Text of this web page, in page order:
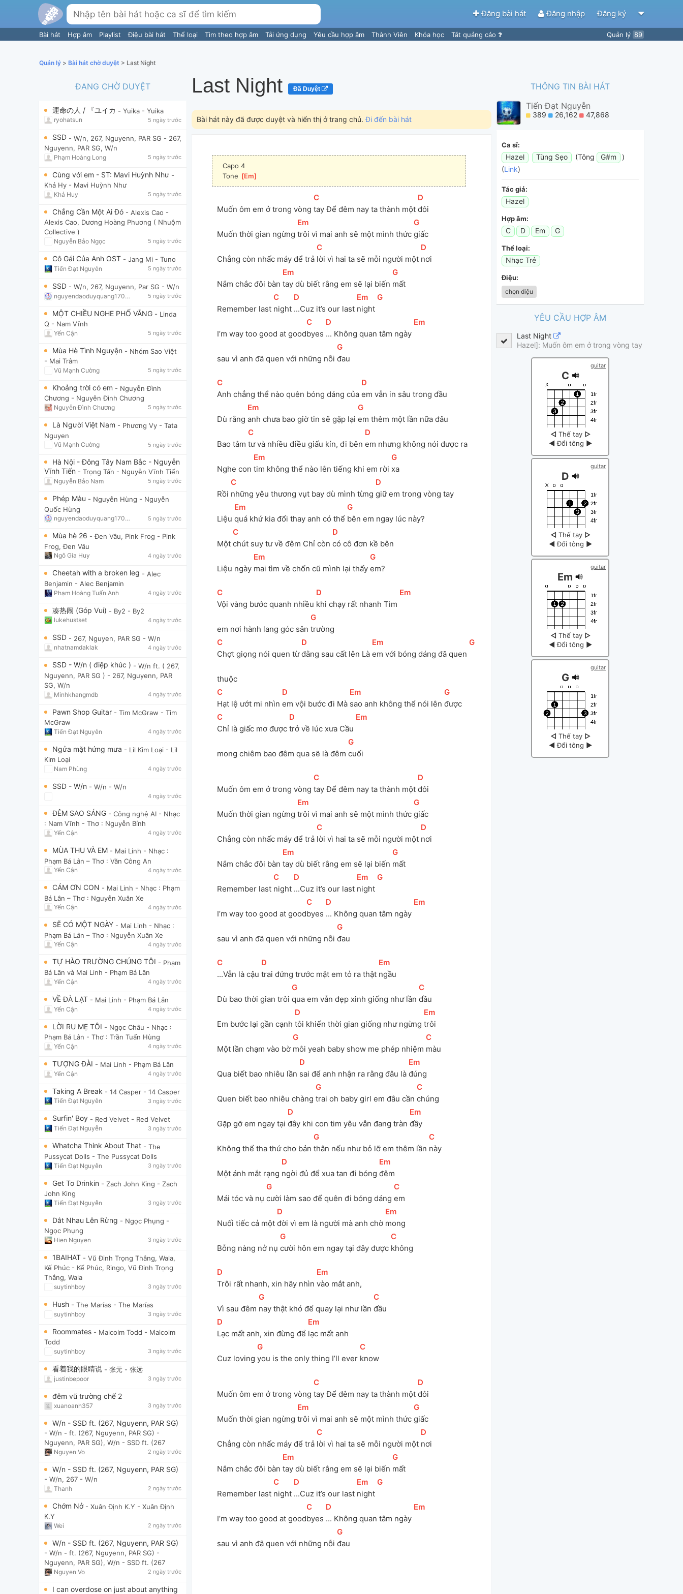
Đăng bài hát Đăng nhập Đăng ký
Bài hát Hợp âm Playlist Điệu bài hát Thể loại Tìm theo hợp âm Tải ứng dụng Yêu cầu hợp âm Thành Viên Khóa học Tắt quảng cáo Quản lý 89
Quản lý > Bài hát chờ duyệt > Last Night
ĐANG CHỜ DUYỆT
運命の人 / 『ユイカ - Yuika - Yuika
ryohatsun 5 ngày trước
SSD - W/n, 267, Nguyenn, PAR SG - 267,
Nguyenn, PAR SG, W/n
Phạm Hoàng Long 5 ngày trước
Cùng với em - ST: Mavi Huỳnh Như -
Khả Hy - Mavi Huỳnh Như
Khả Huy 5 ngày trước
Chẳng Cần Một Ai Đó - Alexis Cao -
Alexis Cao, Dương Hoàng Phương ( Nhuộm
Collective )
Nguyễn Bảo Ngọc 5 ngày trước
Cô Gái Của Anh OST - Jang Mi - Tuno
Tiến Đạt Nguyễn 5 ngày trước
SSD - W/n, 267, Nguyenn, Par SG - W/n
nguyendaoduyquang17021 5 ngày trước
MỘT CHIỀU NGHE PHỐ VẮNG - Linda
Q - Nam Vĩnh
Yến Cận 5 ngày trước
Mùa Hè Tình Nguyện - Nhóm Sao Việt
- Mai Trâm
Vũ Mạnh Cường 5 ngày trước
Khoảng trời có em - Nguyễn Đình
Chương - Nguyễn Đình Chương
Nguyễn Đình Chương 5 ngày trước
Là Người Việt Nam - Phương Vy - Tata
Nguyen
Vũ Mạnh Cường 5 ngày trước
Hà Nội - Đông Tây Nam Bắc - Nguyễn
Vĩnh Tiến - Trọng Tấn - Nguyễn Vĩnh Tiến
Nguyễn Bảo Nam 5 ngày trước
Phép Màu - Nguyễn Hùng - Nguyễn
Quốc Hùng
nguyendaoduyquang17021 5 ngày trước
Mùa hè 26 - Đen Vâu, Pink Frog - Pink
Frog, Đen Vâu
Ngô Gia Huy 4 ngày trước
Cheetah with a broken leg - Alec
Benjamin - Alec Benjamin
Phạm Hoàng Tuấn Anh 4 ngày trước
凑热闹 (Góp Vui) - By2 - By2
lukehustset 4 ngày trước
SSD - 267, Nguyen, PAR SG - W/n
nhatnamdaklak 4 ngày trước
SSD - W/n ( điệp khúc ) - W/n ft. ( 267,
Nguyenn, PAR SG ) - 267, Nguyenn, PAR
SG, W/n
Minhkhangmdb 4 ngày trước
Pawn Shop Guitar - Tim McGraw - Tim
McGraw
Tiến Đạt Nguyễn 4 ngày trước
Ngửa mặt hứng mưa - Lil Kim Loại - Lil
Kim Loại
Nam Phùng 4 ngày trước
SSD - W/n - W/n - W/n
4 ngày trước
ĐÊM SAO SÁNG - Công nghệ AI - Nhạc
: Nam Vĩnh - Thơ : Nguyễn Bính
Yến Cận 4 ngày trước
MÙA THU VÀ EM - Mai Linh - Nhạc :
Phạm Bá Lân – Thơ : Văn Công An
Yến Cận 4 ngày trước
CÁM ƠN CON - Mai Linh - Nhạc : Phạm
Bá Lân – Thơ : Nguyễn Xuân Xe
Yến Cận 4 ngày trước
SẼ CÓ MỘT NGÀY - Mai Linh - Nhạc :
Phạm Bá Lân – Thơ : Nguyễn Xuân Xe
Yến Cận 4 ngày trước
TỰ HÀO TRƯỜNG CHÚNG TÔI - Phạm
Bá Lân và Mai Linh - Phạm Bá Lân
Yến Cận 4 ngày trước
VỀ ĐÀ LẠT - Mai Linh - Phạm Bá Lân
Yến Cận 4 ngày trước
LỜI RU MẸ TÔI - Ngọc Châu - Nhạc :
Phạm Bá Lân - Thơ : Trần Tuấn Hùng
Yến Cận 4 ngày trước
TƯỢNG ĐÀI - Mai Linh - Phạm Bá Lân
Yến Cận 4 ngày trước
Taking A Break - 14 Casper - 14 Casper
Tiến Đạt Nguyễn 3 ngày trước
Surfin' Boy - Red Velvet - Red Velvet
Tiến Đạt Nguyễn 3 ngày trước
Whatcha Think About That - The
Pussycat Dolls - The Pussycat Dolls
Tiến Đạt Nguyễn 3 ngày trước
Get To Drinkin - Zach John King - Zach
John King
Tiến Đạt Nguyễn 3 ngày trước
Dắt Nhau Lên Rừng - Ngọc Phụng -
Ngọc Phụng
Hien Nguyen 3 ngày trước
1BAIHAT - Vũ Đinh Trọng Thắng, Wala,
Kế Phúc - Kế Phúc, Ringo, Vũ Đinh Trọng
Thắng, Wala
suytinhboy 3 ngày trước
Hush - The Marías - The Marías
suytinhboy 3 ngày trước
Roommates - Malcolm Todd - Malcolm
Todd
suytinhboy 3 ngày trước
看着我的眼睛说 - 张元 - 张远
justinbepoor 3 ngày trước
đêm vũ trường chế 2
xuanoanh357 3 ngày trước
W/n - SSD ft. (267, Nguyenn, PAR SG)
- W/n - ft. (267, Nguyenn, PAR SG) -
Nguyenn, PAR SG), W/n - SSD ft. (267
Nguyen Vo 2 ngày trước
W/n - SSD ft. (267, Nguyenn, PAR SG)
- W/n, 267 - W/n
Thanh 2 ngày trước
Chớm Nở - Xuân Định K.Y - Xuân Định
K.Y
Wei 2 ngày trước
W/n - SSD ft. (267, Nguyenn, PAR SG)
- W/n - ft. (267, Nguyenn, PAR SG) -
Nguyenn, PAR SG), W/n - SSD ft. (267
Nguyen Vo 2 ngày trước
I can overdose on just about anything
Last Night Đã Duyệt
Bài hát này đã được duyệt và hiển thị ở trang chủ.Đi đến bài hát
Capo 4
Tone [Em
Muốn ôm em ở trong vòng
[
C
tay Để đêm nay ta thành một
[D
đôi
Muốn thời gian ngừng
[Em
trôi vì mai anh sẽ một mình thức
[
G
giấc
Chẳng còn nhấc máy để trả
[
C
lời vì hai ta sẽ mỗi người một
[D
nơi
Nắm chắc đôi bàn
[Em
tay dù biết rằng em sẽ lại biến
[
G
mất
Remember last
[
C
night
[D
...Cuz it’s our last
[Em
night
[
G
I’m way too good at good
[
C
byes
[D
... Không quan tâm ngày
[Em
sau vì anh đã quen với những nỗi
[
G
đau
[
C
Anh chẳng thể nào quên bóng dáng của
[D
em vẫn in sâu trong đầu
Dù rằng
[Em
anh chưa bao giờ tin sẽ gặp lại
[
G
em thêm một lần nữa đâu
Bao tâm
[
C
tư và nhiều điều giấu kín, đi bên
[D
em nhưng không nói được ra
Nghe con
[Em
tim không thể nào lên tiếng khi em rời
[
G
xa
Rồi
[
C
những yêu thương vụt bay dù mình từng
[D
giữ em trong vòng tay
Liệu
[Em
quá khứ kia đổi thay anh có thể
[
G
bên em ngay lúc này?
Một
[
C
chút suy tư về đêm Chỉ còn
[D
có cô đơn kề bên
Liệu ngày
[Em
mai tìm về chốn cũ mình lại thấy
[
G
em?
[
C
Vội vàng bước quanh nhiều
[D
khi chạy rất nhanh Tìm
[Em
em nơi hành lang góc sân
[
G
trường
[
C
Chợt giọng nói quen từ
[D
đằng sau cất lên Là
[Em
em với bóng dáng đã quen
[
G
thuộc
[
C
Hạt lệ ướt mi nhìn
[D
em vội bước đi Mà
[Em
sao anh không thể nói lên
[
G
được
[
C
Chỉ là giấc mơ được
[D
trở về lúc xưa Cầu
[Em
mong chiêm bao đêm qua sẽ là đêm
[
G
cuối
Muốn ôm em ở trong vòng
[
C
tay Để đêm nay ta thành một
[D
đôi
Muốn thời gian ngừng
[Em
trôi vì mai anh sẽ một mình thức
[
G
giấc
Chẳng còn nhấc máy để trả
[
C
lời vì hai ta sẽ mỗi người một
[D
nơi
Nắm chắc đôi bàn
[Em
tay dù biết rằng em sẽ lại biến
[
G
mất
Remember last
[
C
night
[D
...Cuz it’s our last
[Em
night
[
G
I’m way too good at good
[
C
byes
[D
... Không quan tâm ngày
[Em
sau vì anh đã quen với những nỗi
[
G
đau
[
C
...Vẫn là cậu
[D
trai đứng trước mặt em tỏ ra thật
[Em
ngầu
Dù bao thời gian trôi
[
G
qua em vẫn đẹp xinh giống như lần
[
C
đầu
Em bước lại gần cạnh
[D
tôi khiến thời gian giống như ngừng
[Em
trôi
Một lần chạm vào bờ
[
G
môi yeah baby show me phép nhiệm
[
C
màu
Qua biết bao nhiêu lần
[D
sai để anh nhận ra rằng đâu là
[Em
đúng
Quen biết bao nhiêu chàng
[
G
trai oh baby girl em đâu cần
[
C
chúng
Gặp gỡ em ngay tại
[D
đây khi con tim yêu vẫn đang tràn
[Em
đầy
Không thể tha thứ cho bản
[
G
thân nếu như bỏ lỡ em thêm lần
[
C
này
Một ánh mắt rạng
[D
ngời đủ để xua tan đi bóng
[Em
đêm
Mái tóc và nụ
[
G
cười làm sao để quên đi bóng dáng
[
C
em
Nuối tiếc cả một
[D
đời vì em là người mà anh chờ
[Em
mong
Bỗng nàng nở nụ
[
G
cười hôn em ngay tại đây được
[
C
không
[D
Trôi rất nhanh, xin hãy nhìn
[Em
vào mắt anh,
Vì sau đêm
[
G
nay thật khó để quay lại như lần
[
C
đầu
[D
Lạc mất anh, xin đừng để
[Em
lạc mất anh
Cuz loving
[
G
you is the only thing I’ll ever
[
C
know
Muốn ôm em ở trong vòng
[
C
tay Để đêm nay ta thành một
[D
đôi
Muốn thời gian ngừng
[Em
trôi vì mai anh sẽ một mình thức
[
G
giấc
Chẳng còn nhấc máy để trả
[
C
lời vì hai ta sẽ mỗi người một
[D
nơi
Nắm chắc đôi bàn
[Em
tay dù biết rằng em sẽ lại biến
[
G
mất
Remember last
[
C
night
[D
...Cuz it’s our last
[Em
night
[
G
I’m way too good at good
[
C
byes
[D
... Không quan tâm ngày
[Em
sau vì anh đã quen với những nỗi
[
G
đau
THÔNG TIN BÀI HÁT
Tiến Đạt Nguyễn
389 26,162 47,868
Ca sĩ:
Hazel Tùng Sẹo (Tông G#m
)
(Link)
Tác giả:
Hazel
Hợp âm:
C D Em G
Thể loại:
Nhạc Trẻ
Điệu:
chọn điệu
YÊU CẦU HỢP ÂM
Last Night
Hazel]: Muốn ôm em ở trong vòng tay Để đêm
guitar
C
◁ Thế tay ▷
◀ Đổi tông ▶
guitar
D
◁ Thế tay ▷
◀ Đổi tông ▶
guitar
Em
◁ Thế tay ▷
◀ Đổi tông ▶
guitar
G
◁ Thế tay ▷
◀ Đổi tông ▶